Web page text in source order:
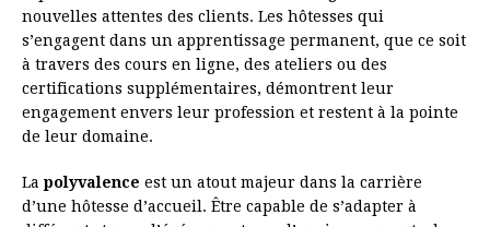
nouvelles attentes des clients. Les hôtesses qui
s’engagent dans un apprentissage permanent, que ce soit
à travers des cours en ligne, des ateliers ou des
certifications supplémentaires, démontrent leur
engagement envers leur profession et restent à la pointe
de leur domaine.
La polyvalence est un atout majeur dans la carrière
d’une hôtesse d’accueil. Être capable de s’adapter à